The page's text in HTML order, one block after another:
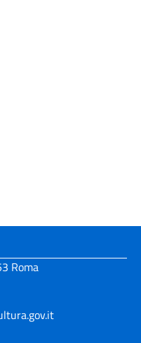
Roma